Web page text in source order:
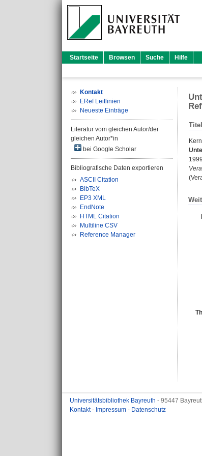
Startseite Browsen Suche Hilfe
Kontakt
ERef Leitlinien
Neueste Einträge
Literatur vom gleichen Autor/der
gleichen Autor*in
bei Google Scholar
Bibliografische Daten exportieren
ASCII Citation
BibTeX
EP3 XML
EndNote
HTML Citation
Multiline CSV
Reference Manager
1999
Universitätsbibliothek Bayreuth - 95447
Kontakt- Impressum - Datenschutz